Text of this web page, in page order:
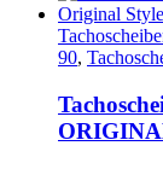
90,